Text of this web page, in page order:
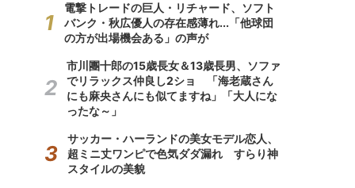
電撃トレードの巨人・リチャード、ソフト
バンク・秋広優人の存在感薄れ...「他球団
の方が出場機会ある」の声が
市川團十郎の15歳長女＆13歳長男、ソファ
でリラックス仲良し2ショ 「海老蔵さん
にも麻央さんにも似てますね」「大人にな
ったな～」
サッカー・ハーランドの美女モデル恋人、
超ミニ丈ワンピで色気ダダ漏れ すらり神
スタイルの美貌